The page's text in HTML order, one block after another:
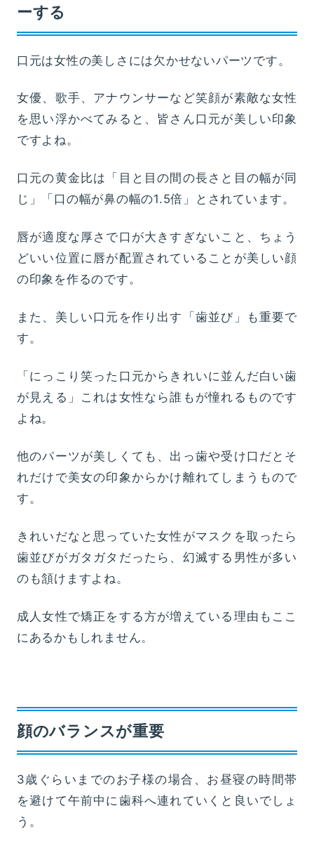
ーする
口元は女性の美しさには欠かせないパーツです。
女優、歌手、アナウンサーなど笑顔が素敵な女性
を思い浮かべてみると、皆さん口元が美しい印象
ですよね。
口元の黄金比は「目と目の間の長さと目の幅が同
じ」「口の幅が鼻の幅の1.5倍」とされています。
唇が適度な厚さで口が大きすぎないこと、ちょう
どいい位置に唇が配置されていることが美しい顔
の印象を作るのです。
また、美しい口元を作り出す「歯並び」も重要で
す。
「にっこり笑った口元からきれいに並んだ白い歯
が見える」これは女性なら誰もが憧れるものです
よね。
他のパーツが美しくても、出っ歯や受け口だとそ
れだけで美女の印象からかけ離れてしまうもので
す。
きれいだなと思っていた女性がマスクを取ったら
歯並びがガタガタだったら、幻滅する男性が多い
のも頷けますよね。
成人女性で矯正をする方が増えている理由もここ
にあるかもしれません。
顔のバランスが重要
3歳ぐらいまでのお子様の場合、お昼寝の時間帯
を避けて午前中に歯科へ連れていくと良いでしょ
う。